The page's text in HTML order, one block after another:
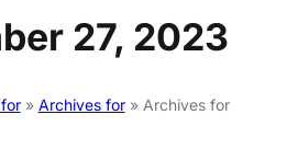
27, 2023
» Archives for» Archives for